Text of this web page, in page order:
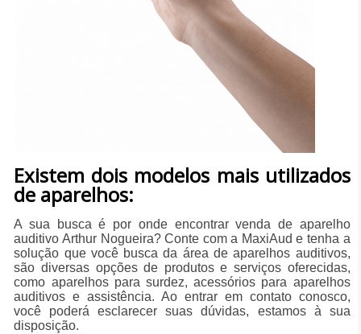
Existem dois modelos mais utilizados
de aparelhos:
A sua busca é por onde encontrar venda de aparelho
auditivo Arthur Nogueira? Conte com a MaxiAud e tenha a
solução que você busca da área de aparelhos auditivos,
são diversas opções de produtos e serviços oferecidas,
como aparelhos para surdez, acessórios para aparelhos
auditivos e assistência. Ao entrar em contato conosco,
você poderá esclarecer suas dúvidas, estamos à sua
disposição.